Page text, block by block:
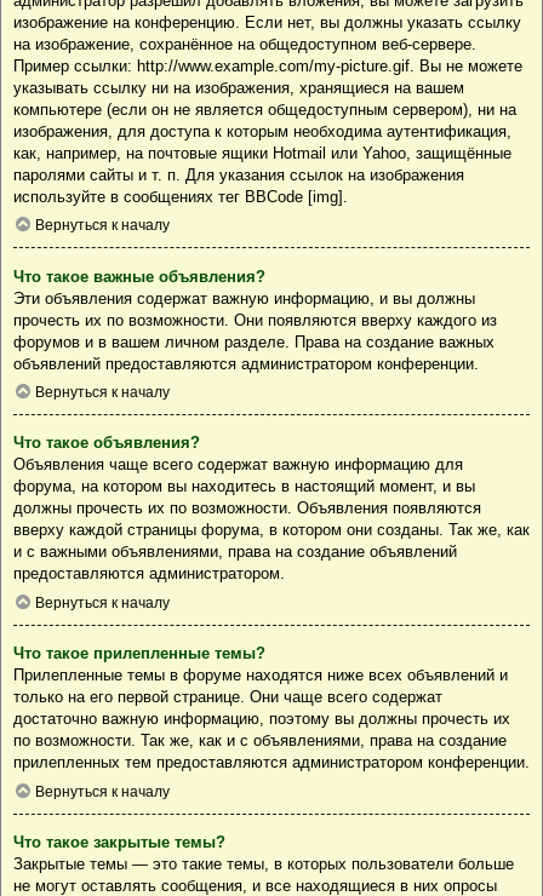
изображение на конференцию. Если нет, вы должны указать ссылку
на изображение, сохранённое на общедоступном веб-сервере.
Пример ссылки: http://www.example.com/my-picture.gif. Вы не можете
указывать ссылку ни на изображения, хранящиеся на вашем
компьютере (если он не является общедоступным сервером), ни на
изображения, для доступа к которым необходима аутентификация,
как, например, на почтовые ящики Hotmail или Yahoo, защищённые
паролями сайты и т. п. Для указания ссылок на изображения
используйте в сообщениях тег BBCode [img].
Вернуться к началу
Что такое важные объявления?
Эти объявления содержат важную информацию, и вы должны
прочесть их по возможности. Они появляются вверху каждого из
форумов и в вашем личном разделе. Права на создание важных
объявлений предоставляются администратором конференции.
Вернуться к началу
Что такое объявления?
Объявления чаще всего содержат важную информацию для
форума, на котором вы находитесь в настоящий момент, и вы
должны прочесть их по возможности. Объявления появляются
вверху каждой страницы форума, в котором они созданы. Так же, как
и с важными объявлениями, права на создание объявлений
предоставляются администратором.
Вернуться к началу
Что такое прилепленные темы?
Прилепленные темы в форуме находятся ниже всех объявлений и
только на его первой странице. Они чаще всего содержат
достаточно важную информацию, поэтому вы должны прочесть их
по возможности. Так же, как и с объявлениями, права на создание
прилепленных тем предоставляются администратором конференции.
Вернуться к началу
Что такое закрытые темы?
Закрытые темы — это такие темы, в которых пользователи больше
не могут оставлять сообщения, и все находящиеся в них опросы